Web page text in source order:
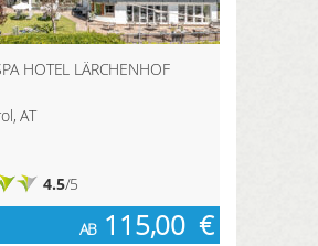
HOTEL LÄRCHENHOF
AT
4.5/5
AB 115,00 €